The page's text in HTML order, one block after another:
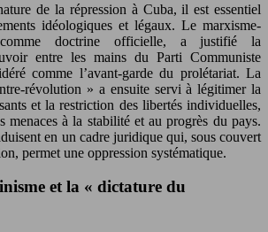
de la répression à Cuba, il est essentiel
idéologiques et légaux. Le marxisme-
comme doctrine officielle, a justifié la
entre les mains du Parti Communiste
comme l’avant-garde du prolétariat. La
révolution » a ensuite servi à légitimer la
et la restriction des libertés individuelles,
menaces à la stabilité et au progrès du pays.
en un cadre juridique qui, sous couvert
permet une oppression systématique.
et la « dictature du